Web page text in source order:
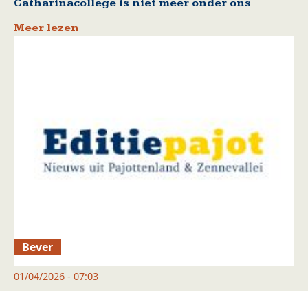
Catharinacollege is niet meer onder ons
Meer lezen
Bever
01/04/2026 - 07:03